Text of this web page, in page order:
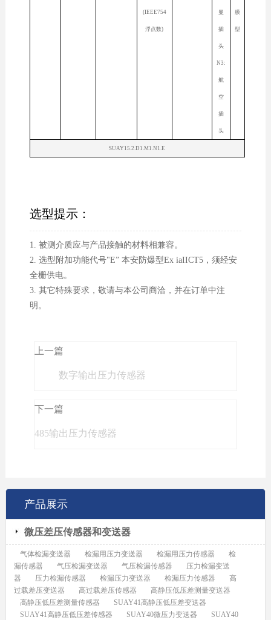
(IEEE754
浮点数)
曼
插
头
N3:
航
空
插
头
膜
型
SUAY15.2.D1.M1.N1.E
选型提示：
1. 被测介质应与产品接触的材料相兼容。
2. 选型附加功能代号"E” 本安防爆型Ex iaIICT5，须经安
全栅供电。
3. 其它特殊要求，敬请与本公司商洽，并在订单中注
明。
上一篇
数字输出压力传感器
下一篇
485输出压力传感器
产品展示
微压差压传感器和变送器
气体检漏变送器 检漏用压力变送器 检漏用压力传感器
检
漏传感器
气压检漏变送器 气压检漏传感器
压力检漏变送
器
压力检漏传感器 检漏压力变送器 检漏压力传感器
高
过载差压变送器
高过载差压传感器
高静压低压差测量变送器
高静压低压差测量传感器
SUAY41高静压低压差变送器
SUAY41高静压低压差传感器
SUAY40微压力变送器
SUAY40